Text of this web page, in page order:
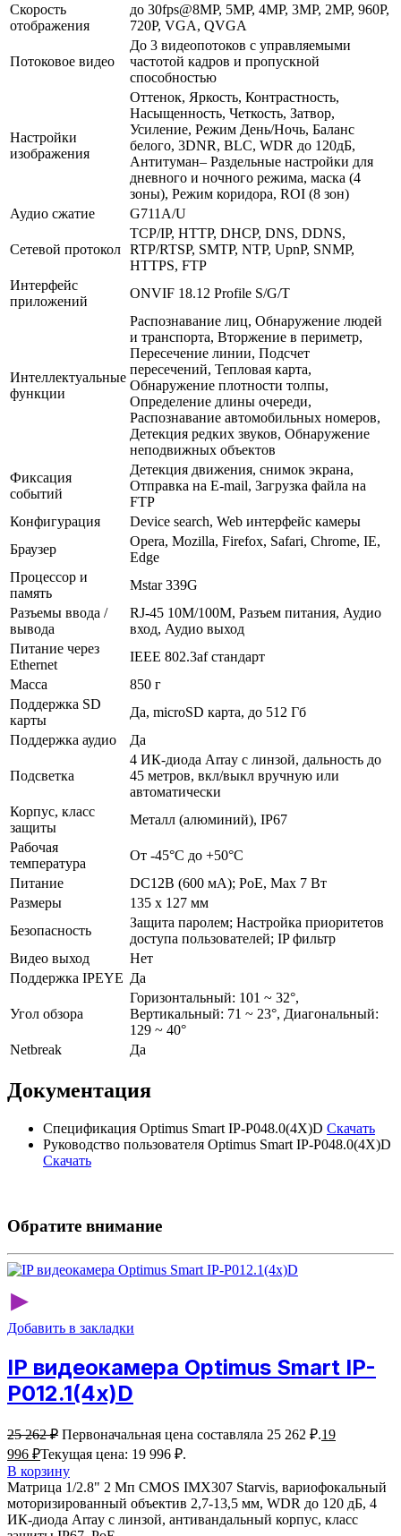
Скорость
отображения
до 30fps@8MP, 5MP, 4MP, 3MP, 2MP, 960P,
720P, VGA, QVGA
Потоковое видео
До 3 видеопотоков с управляемыми
частотой кадров и пропускной
способностью
Настройки
изображения
Оттенок, Яркость, Контрастность,
Насыщенность, Четкость, Затвор,
Усиление, Режим День/Ночь, Баланс
белого, 3DNR, BLC, WDR до 120дБ,
Антитуман– Раздельные настройки для
дневного и ночного режима, маска (4
зоны), Режим коридора, ROI (8 зон)
Аудио сжатие
G711A/U
Сетевой протокол
TCP/IP, HTTP, DHCP, DNS, DDNS,
RTP/RTSP, SMTP, NTP, UpnP, SNMP,
HTTPS, FTP
Интерфейс
приложений
ONVIF 18.12 Profile S/G/T
Интеллектуальные
функции
Распознавание лиц, Обнаружение людей
и транспорта, Вторжение в периметр,
Пересечение линии, Подсчет
пересечений, Тепловая карта,
Обнаружение плотности толпы,
Определение длины очереди,
Распознавание автомобильных номеров,
Детекция редких звуков, Обнаружение
неподвижных объектов
Фиксация
событий
Детекция движения, снимок экрана,
Отправка на E-mail, Загрузка файла на
FTP
Конфигурация
Device search, Web интерфейс камеры
Браузер
Opera, Mozilla, Firefox, Safari, Chrome, IE,
Edge
Процессор и
память
Mstar 339G
Разъемы ввода /
вывода
RJ-45 10M/100M, Разъем питания, Аудио
вход, Аудио выход
Питание через
Ethernet
IEEE 802.3af стандарт
Масса
850 г
Поддержка SD
карты
Да, microSD карта, до 512 Гб
Поддержка аудио
Да
Подсветка
4 ИК-диода Array с линзой, дальность до
45 метров, вкл/выкл вручную или
автоматически
Корпус, класс
защиты
Металл (алюминий), IР67
Рабочая
температура
От -45°С до +50°С
Питание
DC12В (600 мА); РоЕ, Мах 7 Вт
Размеры
135 х 127 мм
Безопасность
Защита паролем; Настройка приоритетов
доступа пользователей; IP фильтр
Видео выход
Нет
Поддержка IPEYE Да
Угол обзора
Горизонтальный: 101 ~ 32°,
Вертикальный: 71 ~ 23°, Диагональный:
129 ~ 40°
Netbreak
Да
Документация
Спецификация Optimus Smart IP-P048.0(4X)D Скачать
Руководство пользователя Optimus Smart IP-P048.0(4X)D
Скачать
Обратите внимание
▸
Добавить в закладки
IP видеокамера Optimus Smart IP-
P012.1(4x)D
25 262₽ Первоначальная цена составляла 25 262 ₽.19
996 ₽Текущая цена: 19 996 ₽.
В корзину
Матрица 1/2.8" 2 Мп CMOS IMX307 Starvis, вариофокальный
моторизированный объектив 2,7-13,5 мм, WDR до 120 дБ, 4
ИК-диода Array с линзой, антивандальный корпус, класс